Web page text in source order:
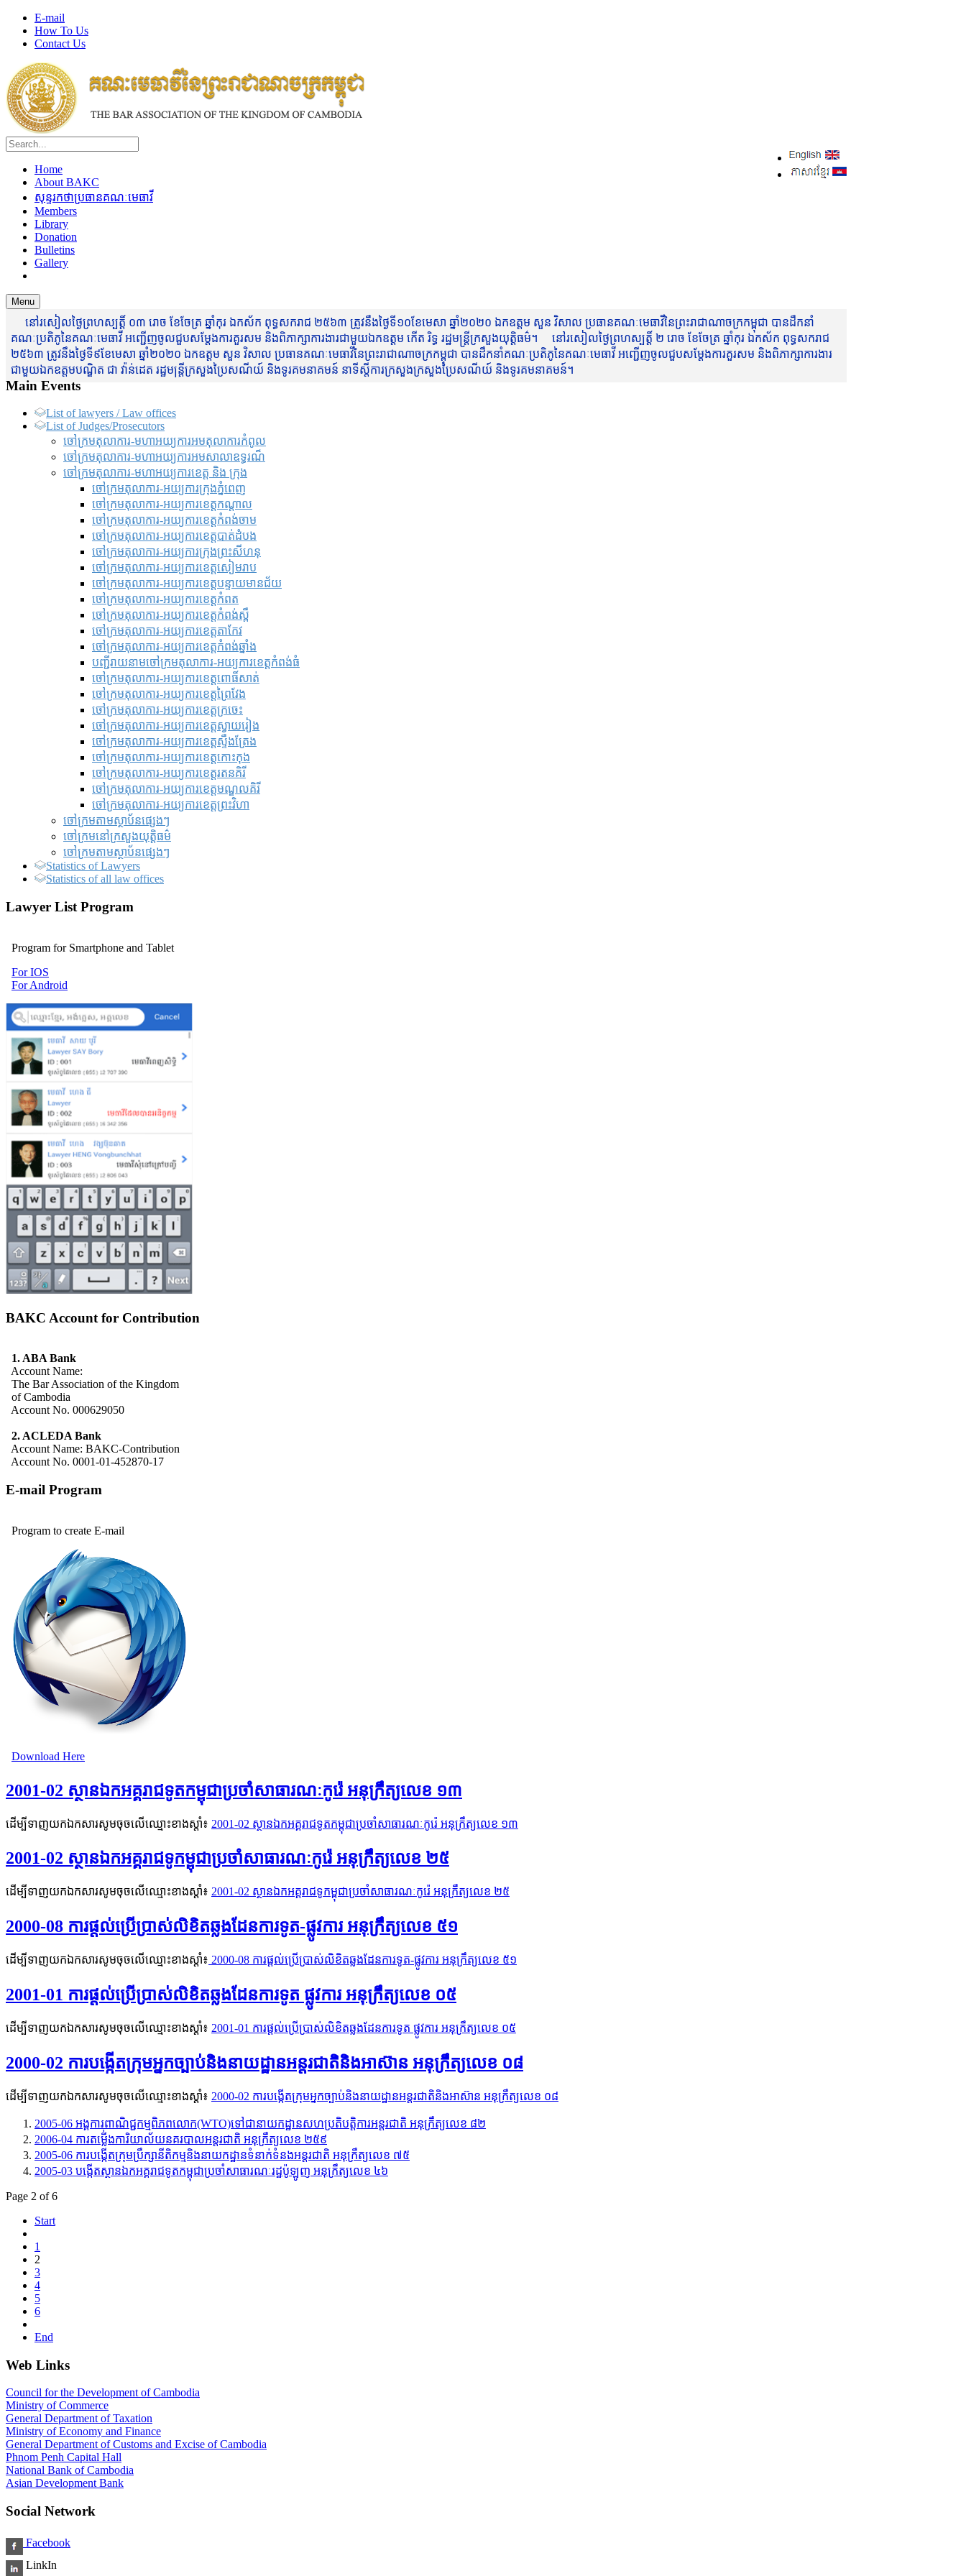
E-mail
How To Us
Contact Us
Home
About BAKC
សុន្ទរកថាប្រធានគណៈមេធាវី
Members
Library
Donation
Bulletins
Gallery
Menu
នៅរសៀលថ្ងៃព្រហស្បត្តិ៍ ០៣ រោច ខែចែត្រ ឆ្នាំកុរ ឯកស័ក ពុទ្ធសករាជ ២៥៦៣ ត្រូវនឹងថ្ងៃទី១០ខែមេសា ឆ្នាំ២០២០ ឯកឧត្តម សួន វិសាល ប្រធានគណៈមេធាវីនៃព្រះរាជាណាចក្រកម្ពុជា បានដឹកនាំ
គណៈប្រតិភូនៃគណៈមេធាវី អញ្ជើញចូលជួបសម្តែងការគួរសម និងពិភាក្សាការងារជាមួយឯកឧត្តម កើត រិទ្ធ រដ្ឋមន្ត្រីក្រសួងយុត្តិធម៌។ នៅរសៀលថ្ងៃព្រហស្បត្តិ៍ ២ រោច ខែចែត្រ ឆ្នាំកុរ ឯកស័ក ពុទ្ធសករាជ
២៥៦៣ ត្រូវនឹងថ្ងៃទី៩ខែមេសា ឆ្នាំ២០២០ ឯកឧត្តម សួន វិសាល ប្រធានគណៈមេធាវីនៃព្រះរាជាណាចក្រកម្ពុជា បានដឹកនាំគណៈប្រតិភូនៃគណៈមេធាវី អញ្ជើញចូលជួបសម្តែងការគួរសម និងពិភាក្សាការងារ
ជាមួយឯកឧត្តមបណ្ឌិត ជា វ៉ាន់ដេត រដ្ឋមន្រ្តីក្រសួងប្រៃសណីយ៍ និងទូរគមនាគមន៍ នាទីស្តីការក្រសួងក្រសួងប្រៃសណីយ៍ និងទូរគមនាគមន៍។
Main Events
List of lawyers / Law offices
List of Judges/Prosecutors
ចៅក្រមតុលាការ-មហាអយ្យការអមតុលាការកំពូល
ចៅក្រមតុលាការ-មហាអយ្យការអមសាលាឧទ្ធរណ៏
ចៅក្រមតុលាការ-មហាអយ្យការខេត្ត និង ក្រុង
ចៅក្រមតុលាការ-អយ្យការក្រុងភ្នំពេញ
ចៅក្រមតុលាការ-អយ្យការខេត្តកណ្តាល
ចៅក្រមតុលាការ-អយ្យការខេត្តកំពង់ចាម
ចៅក្រមតុលាការ-អយ្យការខេត្តបាត់ដំបង
ចៅក្រមតុលាការ-អយ្យការ​ក្រុងព្រះសីហនុ
ចៅក្រមតុលាការ-អយ្យការខេត្តសៀមរាប
ចៅក្រមតុលាការ-អយ្យការខេត្តបន្ទាយមានជ័យ
ចៅក្រមតុលាការ-អយ្យការខេត្តកំពត
ចៅក្រមតុលាការ-អយ្យការខេត្តកំពង់ស្ពឺ
ចៅក្រមតុលាការ-អយ្យការខេត្តតាកែវ
ចៅក្រមតុលាការ-អយ្យការខេត្តកំពង់ឆ្នាំង
បញ្ជីរាយនាមចៅក្រមតុលាការ-អយ្យការខេត្តកំពង់ធំ
ចៅក្រមតុលាការ-អយ្យការខេត្តពោធិ៍សាត់
ចៅក្រមតុលាការ-អយ្យការខេត្តព្រៃវែង
ចៅក្រមតុលាការ-អយ្យការខេត្តក្រចេះ
ចៅក្រមតុលាការ-អយ្យការខេត្តស្វាយរៀង
ចៅក្រមតុលាការ-អយ្យការខេត្តស្ទឹងត្រែង
ចៅក្រមតុលាការ-អយ្យការខេត្តកោះកុង
ចៅក្រមតុលាការ-អយ្យការខេត្តរតនគិរី
ចៅក្រមតុលាការ-អយ្យការខេត្តមណ្ឌលគិរី
ចៅក្រមតុលាការ-អយ្យការខេត្តព្រះវិហា
ចៅក្រមតាមស្ថាប័នផ្សេងៗ
ចៅក្រមនៅក្រសួងយុត្តិធម៌
ចៅក្រមតាមស្ថាប័នផ្សេងៗ
Statistics of Lawyers
Statistics of all law offices
Lawyer List Program
Program for Smartphone and Tablet
For IOS
For Android
BAKC Account for Contribution
1. ABA Bank
Account Name:
The Bar Association of the Kingdom
of Cambodia
Account No. 000629050
2. ACLEDA Bank
Account Name: BAKC-Contribution
Account No. 0001-01-452870-17
E-mail Program
Program to create E-mail
Download Here
2001-02 ស្ថានឯកអគ្គរាជទូតកម្ពុជាប្រចាំសាធារណៈកូរ៉េ អនុក្រឹត្យលេខ ១៣
ដើម្បីទាញយកឯកសារសូមចុចលើឈ្មោះខាងស្តាំ៖ 2001-02 ស្ថានឯកអគ្គរាជទូតកម្ពុជាប្រចាំសាធារណៈកូរ៉េ អនុក្រឹត្យលេខ ១៣
2001-02 ស្ថានឯកអគ្គរាជទូកម្ពុជាប្រចាំសាធារណៈកូរ៉េ អនុក្រឹត្យលេខ ២៥
ដើម្បីទាញយកឯកសារសូមចុចលើឈ្មោះខាងស្តាំ៖ 2001-02 ស្ថានឯកអគ្គរាជទូកម្ពុជាប្រចាំសាធារណៈកូរ៉េ អនុក្រឹត្យលេខ ២៥
2000-08 ការផ្ដល់ប្រើប្រាស់លិខិតឆ្លងដែនការទូត-ផ្លូវការ អនុក្រឹត្យលេខ ៥១
ដើម្បីទាញយកឯកសារសូមចុចលើឈ្មោះខាងស្តាំ៖ 2000-08 ការផ្ដល់ប្រើប្រាស់លិខិតឆ្លងដែនការទូត-ផ្លូវការ អនុក្រឹត្យលេខ ៥១
2001-01 ការផ្តល់ប្រើប្រាស់លិខិតឆ្លងដែនការទូត ផ្លូវការ អនុក្រឹត្យលេខ ០៥
ដើម្បីទាញយកឯកសារសូមចុចលើឈ្មោះខាងស្តាំ៖ 2001-01 ការផ្តល់ប្រើប្រាស់លិខិតឆ្លងដែនការទូត ផ្លូវការ អនុក្រឹត្យលេខ ០៥
2000-02 ការបង្កើតក្រុមអ្នកច្បាប់និងនាយដ្ឋានអន្តរជាតិនិងអាស៊ាន អនុក្រឹត្យលេខ ០៨
ដើម្បីទាញយកឯកសារសូមចុចលើឈ្មោះខាងស្តាំ៖ 2000-02 ការបង្កើតក្រុមអ្នកច្បាប់និងនាយដ្ឋានអន្តរជាតិនិងអាស៊ាន អនុក្រឹត្យលេខ ០៨
2005-06 អង្គការពាណិជ្ជកម្មពិភពលោក​(WTO)ទៅជានាយកដ្ឋានសហប្រតិបត្តិការអន្តរជាតិ អនុក្រឹត្យលេខ ៨២
2006-04 ការតម្លើ់ងការិយាល័យនគរបាលអន្តរជាតិ អនុក្រឹត្យលេខ ២៥៩
2005-06 ការបង្កើតក្រុមប្រឹក្សានីតិកម្មនិងនាយកដ្ឋានទំនាក់ទំនងអន្តរជាតិ អនុក្រឹត្យលេខ ៧៥
2005-03 បង្កើតស្ថានឯកអគ្គរាជទូតកម្ពុជាប្រចាំសាធារណៈរដ្ឋប៉ូឡូញ អនុក្រឹត្យលេខ ៤៦
Page 2 of 6
Start
1
2
3
4
5
6
End
Web Links
Council for the Development of Cambodia
Ministry of Commerce
General Department of Taxation
Ministry of Economy and Finance
General Department of Customs and Excise of Cambodia
Phnom Penh Capital Hall
National Bank of Cambodia
Asian Development Bank
Social Network
Facebook
LinkIn